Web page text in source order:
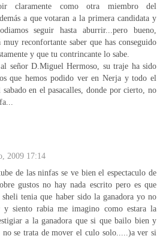
claramente como otra miembro del
a que votaran a la primera candidata y
seguir hasta aburrir...pero bueno,
muy reconfortante saber que has conseguido
y que tu contrincante lo sabe.
señor D.Miguel Hermoso, su traje ha sido
que hemos podido ver en Nerja y todo el
en el pasacalles, donde por cierto, no
2009 17:14
de las ninfas se ve bien el espectaculo de
gustos no hay nada escrito pero es que
sheli tenia que haber sido la ganadora yo no
y siento rabia me imagino como estara la
a la ganadora que si que bailo bien y
no se trata de mover el culo solo.....)a ver si